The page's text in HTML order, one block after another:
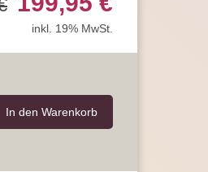
inkl. 19% MwSt.
In den Warenkorb